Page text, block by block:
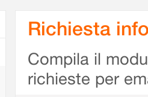
Richiesta
Compila il
richieste per